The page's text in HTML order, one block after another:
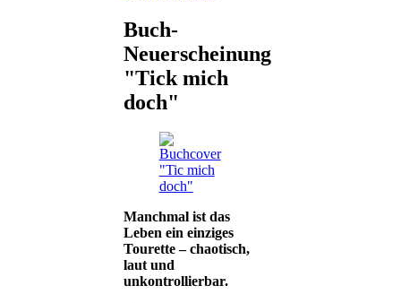
Buch-
Neuerscheinung
"Tick mich
doch"
Manchmal ist das
Leben ein einziges
Tourette – chaotisch,
laut und
unkontrollierbar.